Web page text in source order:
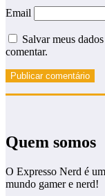
Email
Salvar meus
comentar.
Quem somos
O Expresso Nerd é
mundo gamer e nerd!